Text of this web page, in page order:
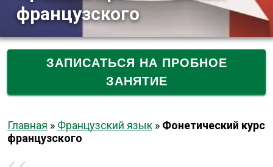
французского
ЗАПИСАТЬСЯ НА ПРОБНОЕ
ЗАНЯТИЕ
Главная » Французский язык » Фонетический курс
французского